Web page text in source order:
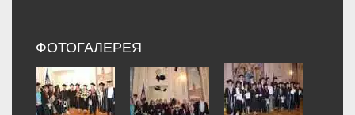
ФОТОГАЛЕРЕЯ